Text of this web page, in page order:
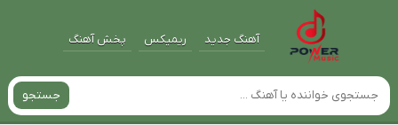
آهنگ جدید ریمیکس پخش آهنگ
جستجو